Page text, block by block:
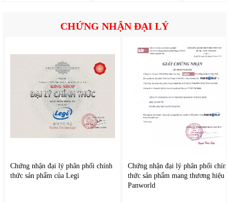
CHỨNG NHẬN ĐẠI LÝ
Chứng nhận đại lý phân phối chính
thức sản phẩm của Legi
Chứng nhận đại lý phân phối
thức sản phẩm mang thương hiệu
Panworld